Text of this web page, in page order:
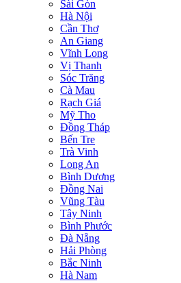
Sài Gòn
Hà Nội
Cần Thơ
An Giang
Vĩnh Long
Vị Thanh
Sóc Trăng
Cà Mau
Rạch Giá
Mỹ Tho
Đồng Tháp
Bến Tre
Trà Vinh
Long An
Bình Dương
Đồng Nai
Vũng Tàu
Tây Ninh
Bình Phước
Đà Nẵng
Hải Phòng
Bắc Ninh
Hà Nam